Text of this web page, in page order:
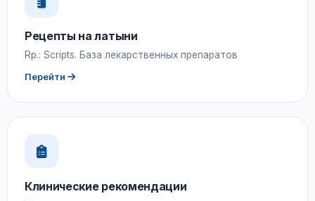
Рецепты на латыни
Rp.: Scripts. База лекарственных препаратов
Перейти
Клинические рекомендации